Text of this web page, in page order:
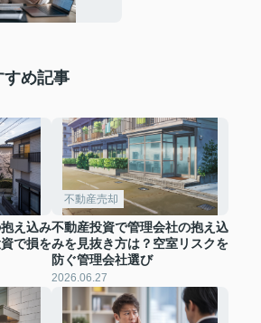
すめ記事
え込み
で損を
不動産売却
不動産投資で管理会社の抱え込
みを見抜き方は？空室リスクを
防ぐ管理会社選び
2026.06.27